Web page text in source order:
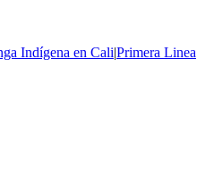
Indígena en Cali|Primera Linea